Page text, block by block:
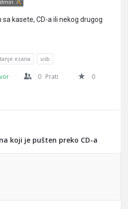
kasete, CD-a ili nekog drugog
ezana usb
0 Prati
0
koji je pušten preko CD-a